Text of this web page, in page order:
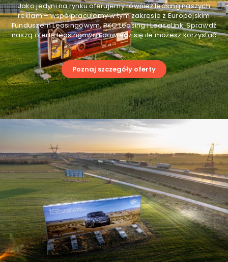
Jako jedyni na rynku oferujemy również leasing naszych
reklam – współpracujemy w tym zakresie z Europejskim
Funduszem Leasingowym, PKO Leasing i LeaseLink. Sprawdź
naszą ofertę leasingową i dowiedz się ile możesz korzystać
Poznaj szczegóły oferty